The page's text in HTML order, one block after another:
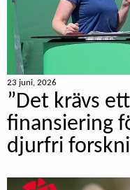
23 juni, 2026
”Det krävs
finansiering
djurfri